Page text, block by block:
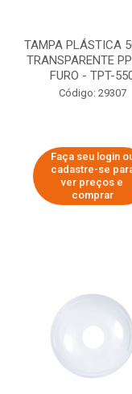
TAMPA PLÁSTICA
TRANSPARENTE
FURO - TPT-
Código: 29307
Faça seu login
cadastre-se
ver preços e
comprar